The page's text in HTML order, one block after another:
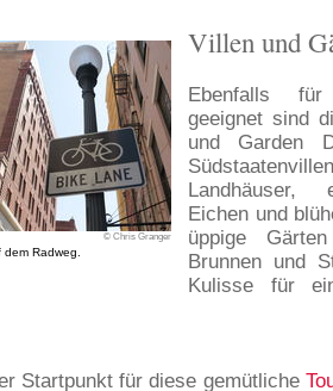
© Chris Granger
Radweg.
Villen und
Ebenfalls
geeignet sind
und Garden
Landhäuser,
Eichen und
üppige
Brunnen und
Kulisse für
Startpunkt für diese gemütliche